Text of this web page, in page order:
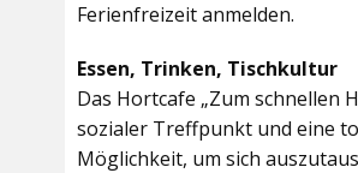
Ferienfreizeit anmelden.
Essen, Trinken, Tischkultur
Das Hortcafe „Zum schnellen
sozialer Treffpunkt und eine
Möglichkeit, um sich